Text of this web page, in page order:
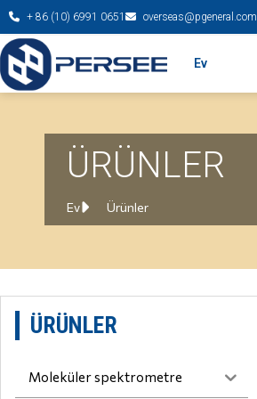
+ 86 (10) 6991 0651 overseas@pgeneral.com
Ev
ÜRÜNLER
Ev Ürünler
ÜRÜNLER
Moleküler spektrometre